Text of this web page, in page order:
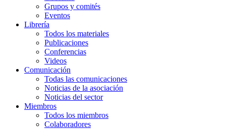
Grupos y comités
Eventos
Librería
Todos los materiales
Publicaciones
Conferencias
Videos
Comunicación
Todas las comunicaciones
Noticias de la asociación
Noticias del sector
Miembros
Todos los miembros
Colaboradores